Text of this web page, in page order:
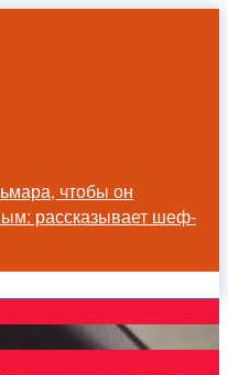
чтобы он
рассказывает шеф-